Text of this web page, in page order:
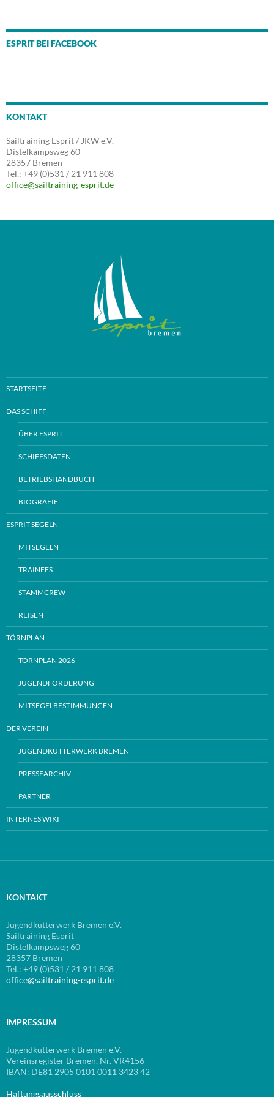
ESPRIT BEI FACEBOOK
KONTAKT
Sailtraining Esprit / JKW e.V.
Distelkampsweg 60
28357 Bremen
Tel.: +49 (0)531 / 21 911 808
office@sailtraining-esprit.de
STARTSEITE
DAS SCHIFF
ÜBER ESPRIT
SCHIFFSDATEN
BETRIEBSHANDBUCH
BIOGRAFIE
ESPRIT SEGELN
MITSEGELN
TRAINEES
STAMMCREW
REISEN
TÖRNPLAN
TÖRNPLAN 2026
JUGENDFÖRDERUNG
MITSEGELBESTIMMUNGEN
DER VEREIN
JUGENDKUTTERWERK BREMEN
PRESSEARCHIV
PARTNER
INTERNES WIKI
KONTAKT
Jugendkutterwerk Bremen e.V.
Sailtraining Esprit
Distelkampsweg 60
28357 Bremen
Tel.: +49 (0)531 / 21 911 808
office@sailtraining-esprit.de
IMPRESSUM
Jugendkutterwerk Bremen e.V.
Vereinsregister Bremen, Nr. VR4156
IBAN: DE81 2905 0101 0011 3423 42
Haftungsausschluss